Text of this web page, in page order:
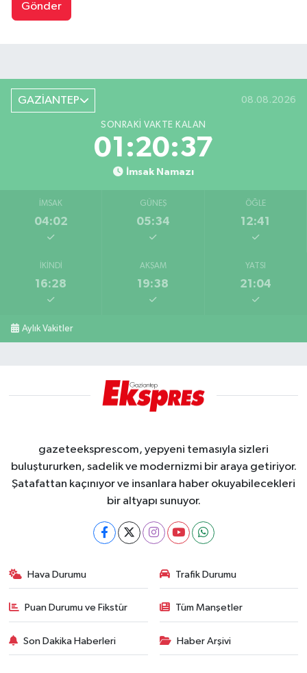
Gönder
GAZİANTEP 08.08.2026
SONRAKI VAKTE KALAN
01:20:36
İmsak Namazı
İMSAK
04:02
GÜNEŞ
05:34
ÖĞLE
12:41
İKINDI
16:28
AKŞAM
19:38
YATSI
21:04
Aylık Vakitler
gazeteeksprescom, yepyeni temasıyla sizleri
buluştururken, sadelik ve modernizmi bir araya getiriyor.
Şatafattan kaçınıyor ve insanlara haber okuyabilecekleri
bir altyapı sunuyor.
Hava Durumu Trafik Durumu
Puan Durumu ve Fikstür Tüm Manşetler
Son Dakika Haberleri Haber Arşivi